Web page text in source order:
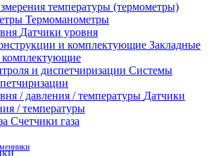
температуры (термометры)
Термоманометры
Датчики уровня
Закладные
комплектующие
Системы
Датчики
/ температуры
Счетчики газа